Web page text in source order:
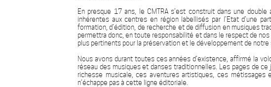
En presque 17 ans, le CMTRA s’est construit dans une
inhérentes aux centres en région labellisés par l’Etat d’une
formation, d’édition, de recherche et de diffusion en musiques
permettra donc, en toute responsabilité et dans le respect de
plus pertinents pour la préservation et le développement de notre
Nous avons durant toutes ces années d’existence, affirmé la
réseau des musiques et danses traditionnelles. Les pages de
richesse musicale, ces aventures artistiques, ces
n’échappe pas à cette ligne éditoriale.